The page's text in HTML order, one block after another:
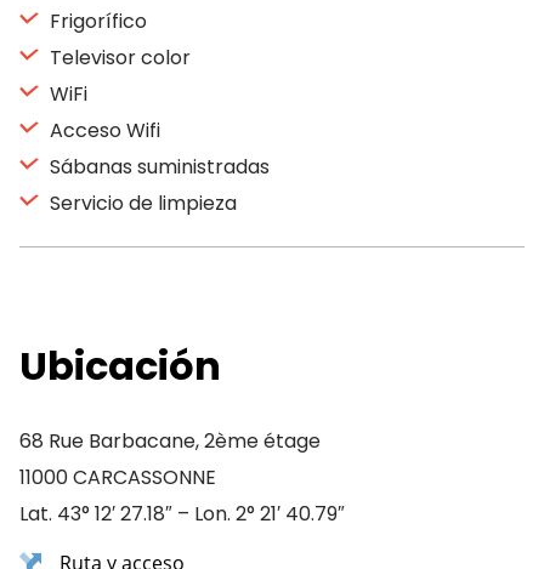
Frigorífico
Televisor color
WiFi
Acceso Wifi
Sábanas suministradas
Servicio de limpieza
Ubicación
68 Rue Barbacane, 2ème étage
11000 CARCASSONNE
Lat. 43° 12′ 27.18″ – Lon. 2° 21′ 40.79″
Ruta y acceso